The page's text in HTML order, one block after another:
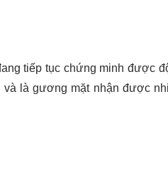
tiếp tục chứng minh được
là gương mặt nhận được